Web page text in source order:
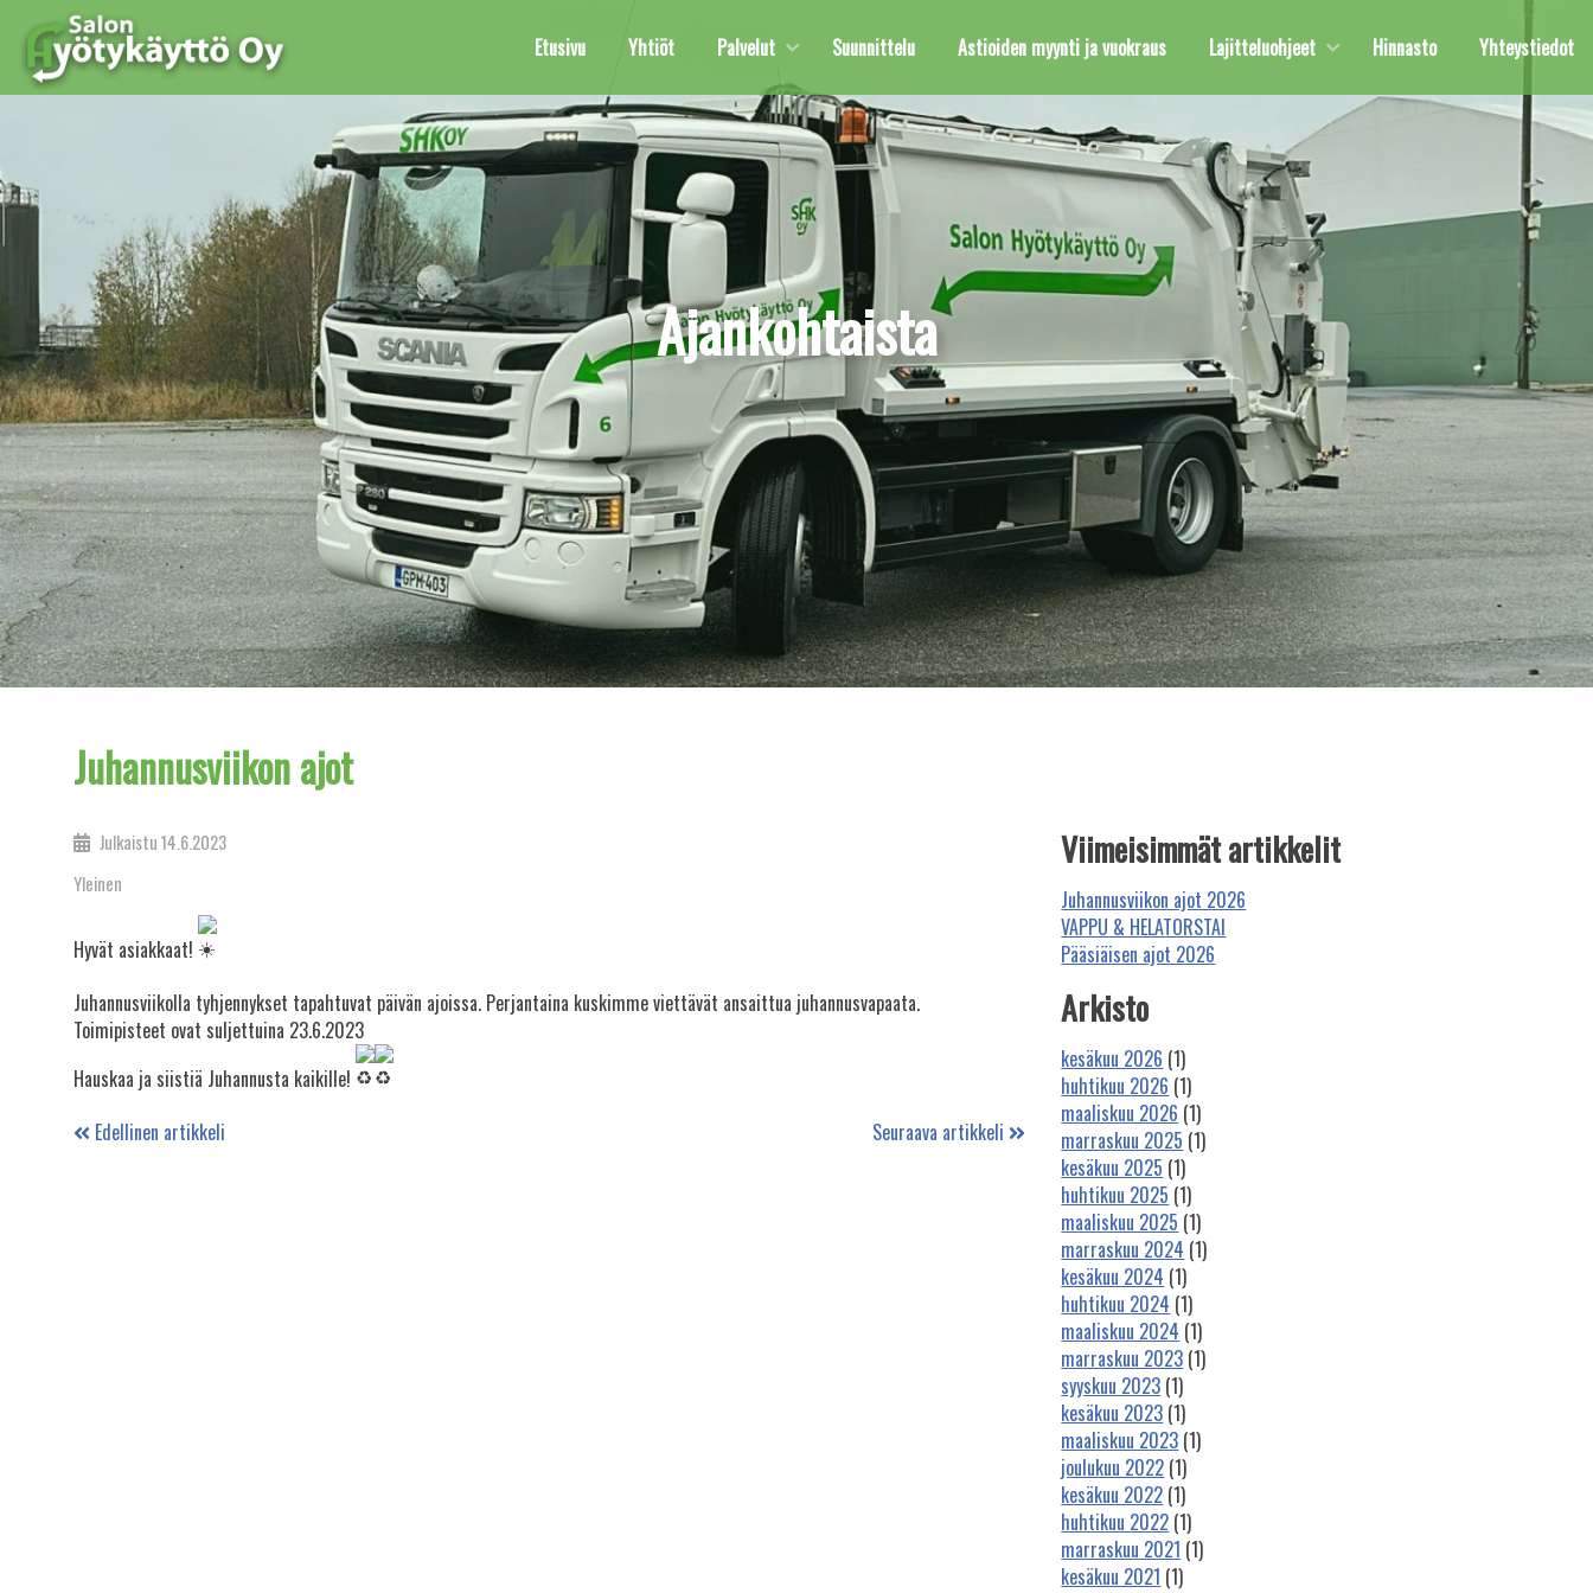
Etusivu Yhtiöt Palvelut Suunnittelu Astioiden myynti ja vuokraus Lajitteluohjeet Hinnasto Yhteystiedot
Ajankohtaista
Juhannusviikon ajot
Julkaistu14.6.2023
Yleinen
Hyvät asiakkaat!
Juhannusviikolla tyhjennykset tapahtuvat päivän ajoissa. Perjantaina kuskimme viettävät ansaittua juhannusvapaata.
Toimipisteet ovat suljettuina 23.6.2023
Hauskaa ja siistiä Juhannusta kaikille!
Edellinen artikkeli
Seuraava artikkeli
Viimeisimmät artikkelit
Juhannusviikon ajot 2026
VAPPU & HELATORSTAI
Pääsiäisen ajot 2026
Arkisto
kesäkuu 2026 (1)
huhtikuu 2026 (1)
maaliskuu 2026 (1)
marraskuu 2025 (1)
kesäkuu 2025 (1)
huhtikuu 2025 (1)
maaliskuu 2025 (1)
marraskuu 2024 (1)
kesäkuu 2024 (1)
huhtikuu 2024 (1)
maaliskuu 2024 (1)
marraskuu 2023 (1)
syyskuu 2023 (1)
kesäkuu 2023 (1)
maaliskuu 2023 (1)
joulukuu 2022 (1)
kesäkuu 2022 (1)
huhtikuu 2022 (1)
marraskuu 2021 (1)
kesäkuu 2021 (1)